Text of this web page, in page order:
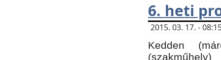
6. heti
2015. 03. 17. -
Kedden